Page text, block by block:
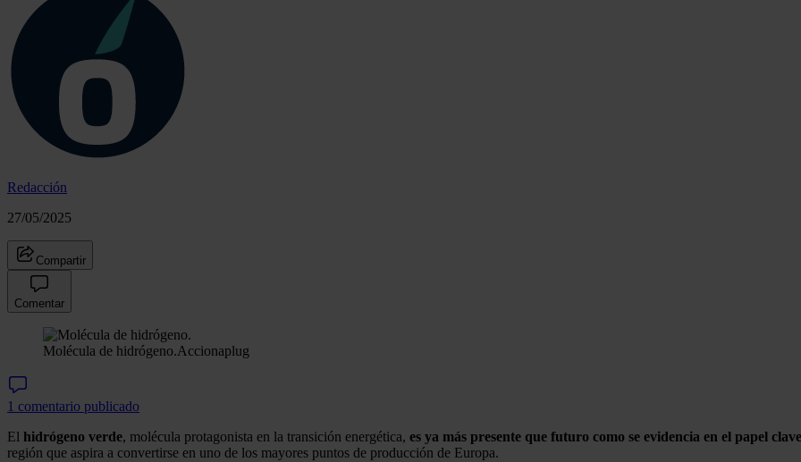
Redacción
27/05/2025
Compartir
Comentar
Molécula de hidrógeno.Accionaplug
1 comentario publicado
El hidrógeno verde, molécula protagonista en la transición energética, es ya más presente que futuro como se evidencia en el papel
región que aspira a convertirse en uno de los mayores puntos de producción de Europa.